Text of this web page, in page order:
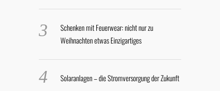
Schenken mit Feuerwear: nicht nur zu
Weihnachten etwas Einzigartiges
Solaranlagen – die Stromversorgung der Zukunft